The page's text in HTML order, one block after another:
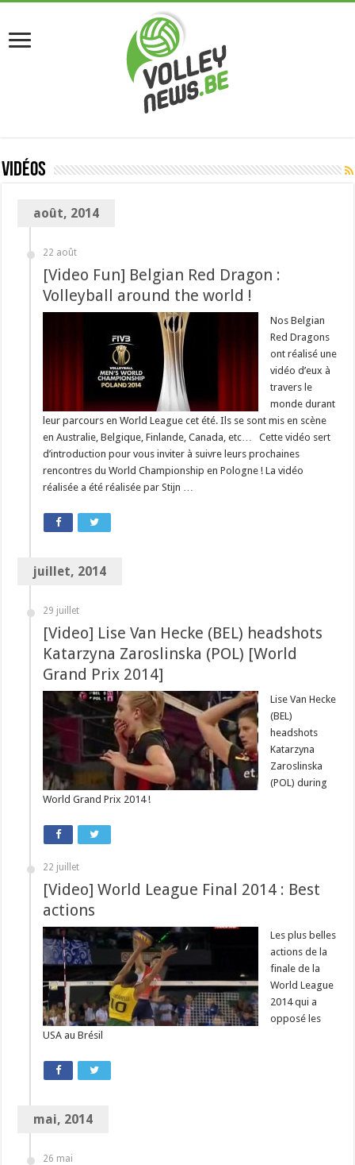
Vidéos
août, 2014
22 août
[Video Fun] Belgian Red Dragon :
Volleyball around the world !
Nos Belgian
Red Dragons
ont réalisé une
vidéo d’eux à
travers le
monde durant
leur parcours en World League cet été. Ils se sont mis en scène
en Australie, Belgique, Finlande, Canada, etc… Cette vidéo sert
d’introduction pour vous inviter à suivre leurs prochaines
rencontres du World Championship en Pologne ! La vidéo
réalisée a été réalisée par Stijn …
juillet, 2014
29 juillet
[Video] Lise Van Hecke (BEL) headshots
Katarzyna Zaroslinska (POL) [World
Grand Prix 2014]
Lise Van Hecke
(BEL)
headshots
Katarzyna
Zaroslinska
(POL) during
World Grand Prix 2014 !
22 juillet
[Video] World League Final 2014 : Best
actions
Les plus belles
actions de la
finale de la
World League
2014 qui a
opposé les
USA au Brésil
mai, 2014
26 mai